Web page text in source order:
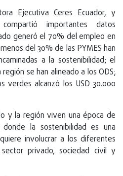
Ejecutiva Ceres Ecuador, y
importantes datos
generó el 70% del empleo en
del 30% de las PYMES han
a la sostenibilidad; el
se han alineado a los ODS;
verdes alcanzó los USD 30.000
y la región viven una época de
la sostenibilidad es una
involucrar a los diferentes
privado, sociedad civil y